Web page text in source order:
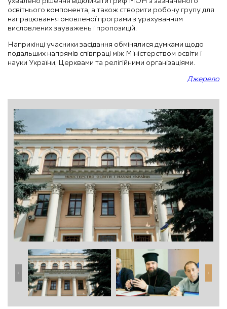
освітнього компонента, а також створити робочу групу для
напрацювання оновленої програми з урахуванням
висловлених зауважень і пропозицій.
Наприкінці учасники засідання обмінялися думками щодо
подальших напрямів співпраці між Міністерством освіти і
науки України, Церквами та релігійними організаціями.
Джерело